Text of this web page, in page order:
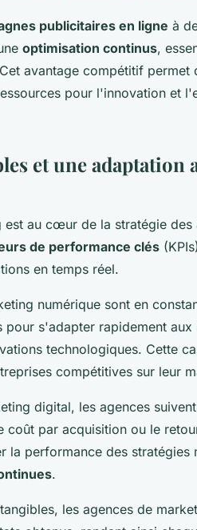
publicitaires en ligne à
optimisation continus,
avantage compétitif permet
pour l'innovation et
et une adaptation
est au cœur de la stratégie des
de performance clés
en temps réel.
numérique sont en
s'adapter rapidement
technologiques. Cette
compétitives sur leur
digital, les agences
par acquisition ou le
la performance des stratégies
.
les agences de